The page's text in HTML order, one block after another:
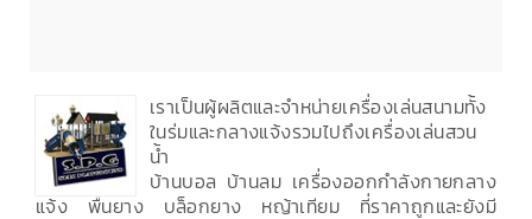
เราเป็นผู้ผลิตและจำหน่ายเครื่องเล่นสนามทั้ง
ในร่มและกลางแจ้งรวมไปถึงเครื่องเล่นสวน
น้ำ
บ้านบอล บ้านลม เครื่องออกกำลังกายกลาง
แจ้ง พื้นยาง บล็อกยาง หญ้าเทียม ที่ราคาถูกและยังมี